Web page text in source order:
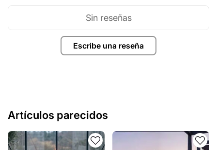
Escribe una reseña
Sin reseñas
Artículos parecidos